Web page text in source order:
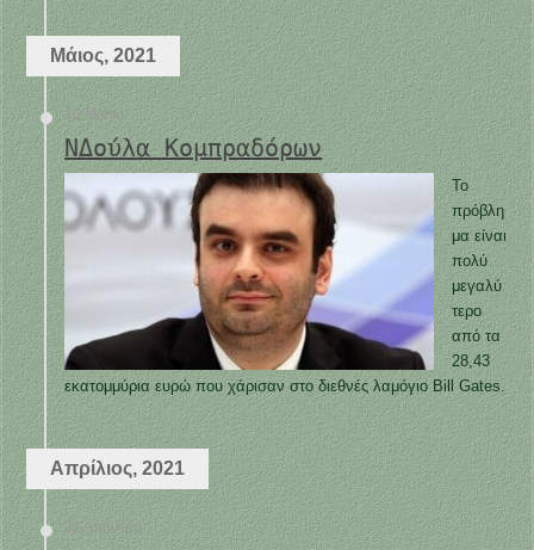
Μάιος, 2021
10 Μαΐου
ΝΔούλα Κομπραδόρων
Το
πρόβλη
μα είναι
πολύ
μεγαλύ
τερο
από τα
28,43
εκατομμύρια ευρώ που χάρισαν στο διεθνές λαμόγιο Bill Gates.
Απρίλιος, 2021
22 Απριλίου